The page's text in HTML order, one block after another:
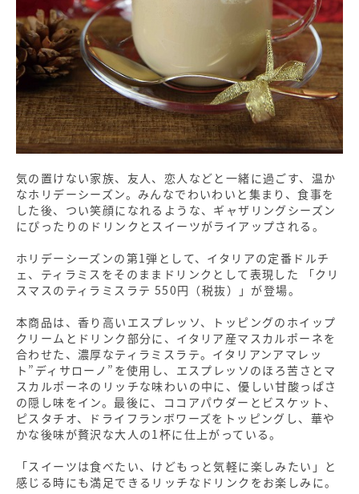
気の置けない家族、友人、恋人などと一緒に過ごす、温か
なホリデーシーズン。みんなでわいわいと集まり、食事を
した後、つい笑顔になれるような、ギャザリングシーズン
にぴったりのドリンクとスイーツがライアップされる。
ホリデーシーズンの第1弾として、イタリアの定番ドルチ
ェ、ティラミスをそのままドリンクとして表現した 「クリ
スマスのティラミスラテ 550円（税抜）」が登場。
本商品は、香り高いエスプレッソ、トッピングのホイップ
クリームとドリンク部分に、イタリア産マスカルポーネを
合わせた、濃厚なティラミスラテ。イタリアンアマレッ
ト”ディサローノ”を使用し、エスプレッソのほろ苦さとマ
スカルポーネのリッチな味わいの中に、優しい甘酸っぱさ
の隠し味をイン。最後に、ココアパウダーとビスケット、
ピスタチオ、ドライフランボワーズをトッピングし、華や
かな後味が贅沢な大人の1杯に仕上がっている。
「スイーツは食べたい、けどもっと気軽に楽しみたい」と
感じる時にも満足できるリッチなドリンクをお楽しみに。